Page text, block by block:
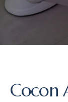
Cocon